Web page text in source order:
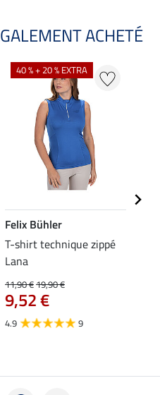
ACHETÉ
40 % + 20 % EXTRA
Felix Bühler
T-shirt technique zippé
Lana
11,90 €19,90 €
9,52 €
4.9 9